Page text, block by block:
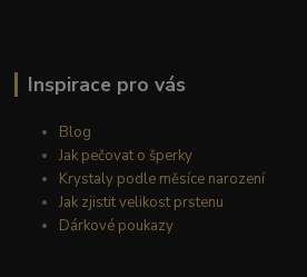
Inspirace pro vás
Blog
Jak pečovat o šperky
Krystaly podle měsíce narození
Jak zjistit velikost prstenu
Dárkové poukazy